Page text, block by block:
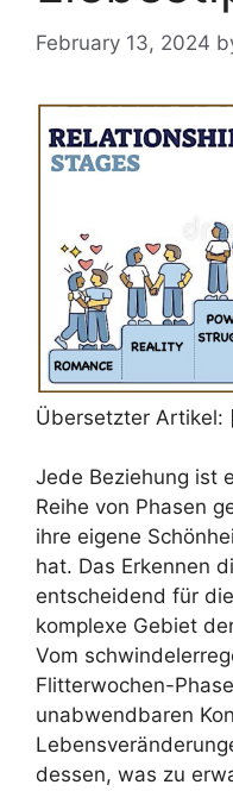
February 13, 2024
Übersetzter Artikel:
Jede Beziehung ist
Reihe von Phasen
ihre eigene
hat. Das Erkennen
entscheidend für
komplexe Gebiet
Vom
Flitterwochen-
unabwendbaren
dessen, was zu